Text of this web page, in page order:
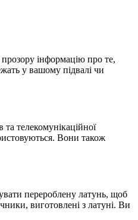
інформацію про те,
у вашому підвалі чи
телекомунікаційної
Вони також
перероблену латунь, щоб
виготовлені з латуні. Ви